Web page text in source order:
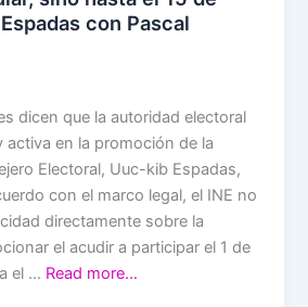
con Pascal
dicen que la autoridad electoral
activa en la promoción de la
Electoral, Uuc-kib Espadas,
con el marco legal, el INE no
directamente sobre la
el acudir a participar el 1 de
el … Read more…